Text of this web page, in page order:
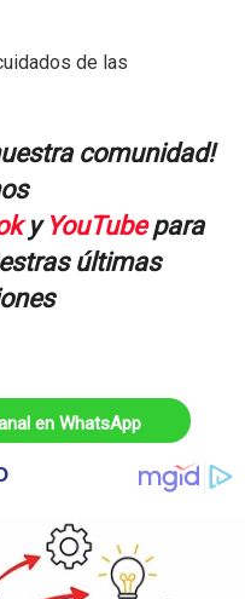
de las
comunidad!
y YouTubepara
últimas
en WhatsApp